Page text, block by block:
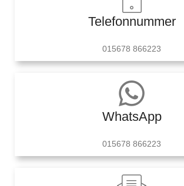
Telefonnummer
015678 866223
WhatsApp
015678 866223